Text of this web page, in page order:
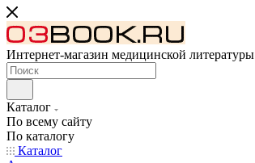
Интернет-магазин медицинской литературы
Каталог
По всему сайту
По каталогу
Каталог